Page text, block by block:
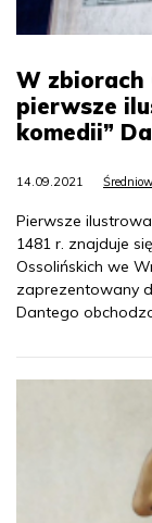
W zbiorach
pierwsze
komedii”
14.09.2021
Pierwsze
1481 r. znajduje
Ossolińskich we
zaprezentowany
Dantego